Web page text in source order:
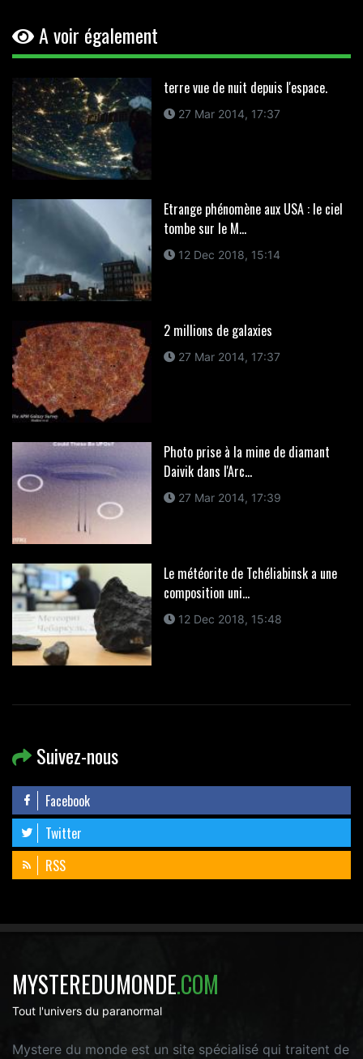
A voir également
terre vue de nuit depuis l'espace.
27 Mar 2014, 17:37
Etrange phénomène aux USA : le ciel
tombe sur le M...
12 Dec 2018, 15:14
2 millions de galaxies
27 Mar 2014, 17:37
Photo prise à la mine de diamant
Daivik dans l'Arc...
27 Mar 2014, 17:39
Le météorite de Tchéliabinsk a une
composition uni...
12 Dec 2018, 15:48
Suivez-nous
Facebook
Twitter
RSS
MYSTEREDUMONDE.COM
Tout l'univers du paranormal
Mystere du monde est un site spécialisé qui traitent de